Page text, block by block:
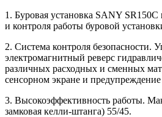
1. Буровая установка SANY
и контроля работы буровой
2. Система контроля безопасности.
электромагнитный реверс
различных расходных и сменных
сенсорном экране и
3. Высокоэффективность работы.
замковая келли-штанга) 55/45.